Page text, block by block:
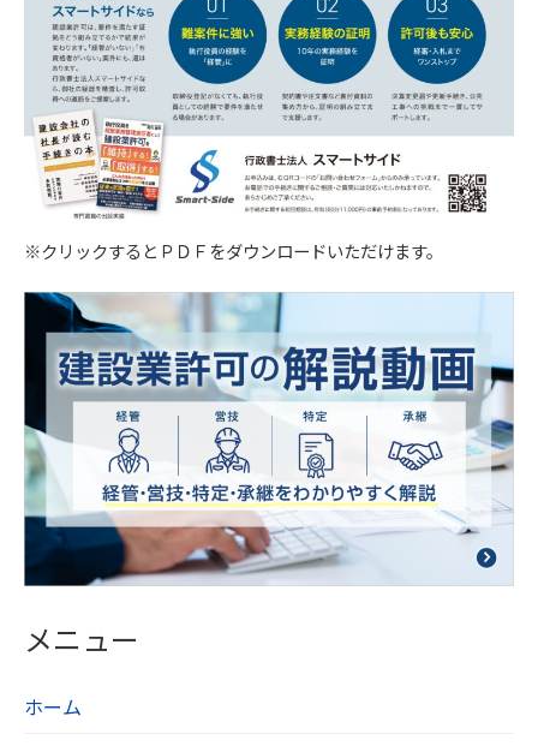
めに利用します。また、取得した閲覧・購買履歴
等の情報は、結果をスコア化した上で当該スコア
を第三者へ提供します。
【４．個人データを安全に管理するための措置】
当社は個人情報を正確かつ最新の内容に保つよう
努め、不正なアクセス・改ざん・漏えい・滅失及
び毀損から保護するため全従業員及び役員に対し
護規程を設け、現場での管理についても定期的に
点検を行っています。
【５．個人データの第三者提供について】
当社は法令及びガイドラインに別段の定めがある
場合を除き、同意を得ないで第三者に個人情報を
提供することは致しません。
【６．保有個人データの開示、訂正】
当社は本人から個人情報の開示を求められたとき
人情報の利用目的の通知や訂正、追加、削除、利
は、お問い合わせフォームよりご連絡ください。
※クリックするとＰＤＦをダウンロードいただけます。
メニュー
ホーム